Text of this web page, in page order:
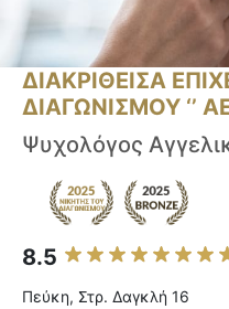
ΔΙΑΚΡΙΘΕΙΣΑ
ΔΙΑΓΩΝΙΣΜΟΥ ‘’
Ψυχολόγος
8.5
Πεύκη, Στρ. Δαγκλή 16